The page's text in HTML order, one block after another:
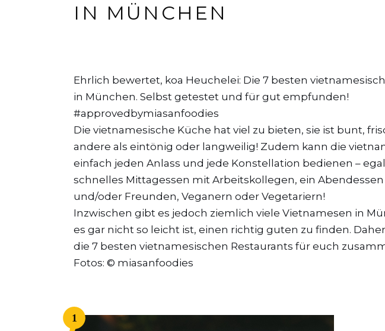
IN MÜNCHEN
Ehrlich bewertet, koa Heuchelei: Die 7 besten
in München. Selbst getestet und für gut empfunden!
#approvedbymiasanfoodies
Die vietnamesische Küche hat viel zu bieten, sie ist bunt,
andere als eintönig oder langweilig! Zudem kann die
einfach jeden Anlass und jede Konstellation bedienen –
schnelles Mittagessen mit Arbeitskollegen, ein
und/oder Freunden, Veganern oder Vegetariern!
Inzwischen gibt es jedoch ziemlich viele Vietnamesen in
es gar nicht so leicht ist, einen richtig guten zu finden.
die 7 besten vietnamesischen Restaurants für euch
Fotos: © miasanfoodies